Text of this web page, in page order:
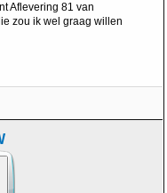
Aflevering 81 van
zou ik wel graag willen